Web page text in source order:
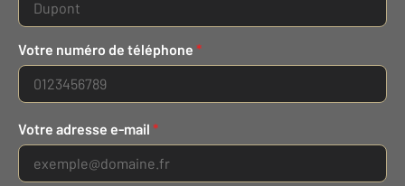
Votre numéro de téléphone *
Votre adresse e-mail *